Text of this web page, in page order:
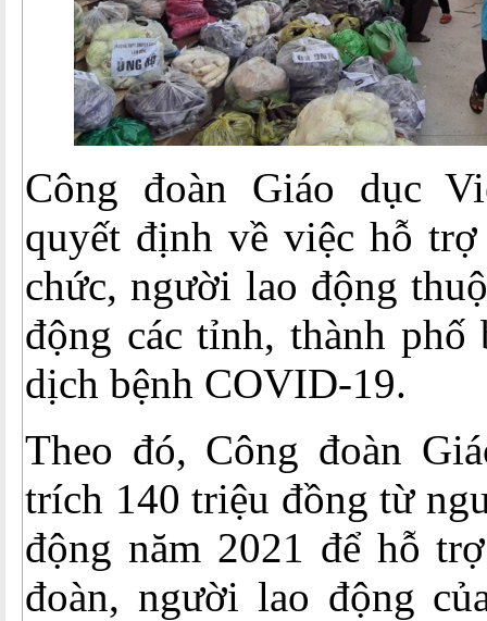
Công đoàn Giáo dục
quyết định về việc hỗ
chức, người lao động
động các tỉnh, thành
dịch bệnh COVID-19.
Theo đó, Công đoàn
trích 140 triệu đồng từ
động năm 2021 để hỗ
đoàn, người lao động